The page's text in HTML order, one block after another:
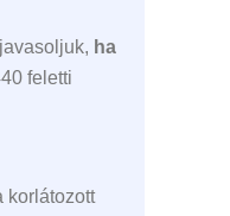
ha
feletti
korlátozott